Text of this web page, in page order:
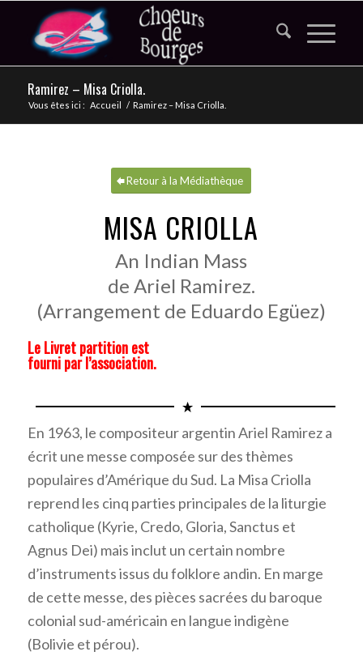
Ramirez – Misa Criolla.
Vous êtes ici : Accueil / Ramirez – Misa Criolla.
Retour à la Médiathèque
MISA CRIOLLA
An Indian Mass
de Ariel Ramirez.
(Arrangement de Eduardo Egüez)
Le Livret partition est
fourni par l’association.
En 1963, le compositeur argentin Ariel Ramirez a
écrit une messe composée sur des thèmes
populaires d’Amérique du Sud. La Misa Criolla
reprend les cinq parties principales de la liturgie
catholique (Kyrie, Credo, Gloria, Sanctus et
Agnus Dei) mais inclut un certain nombre
d’instruments issus du folklore andin. En marge
de cette messe, des pièces sacrées du baroque
colonial sud-américain en langue indigène
(Bolivie et pérou).